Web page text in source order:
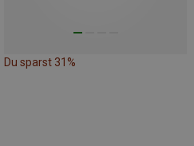
Du sparst 31%